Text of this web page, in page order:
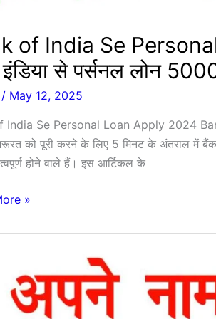
of India Se
से पर्सनल लोन
/ May 12, 2025
India Se Personal Loan Apply 2024
को पूरी करने के लिए 5 मिनट के अंतराल में
होने वाले हैं। इस आर्टिकल के
»